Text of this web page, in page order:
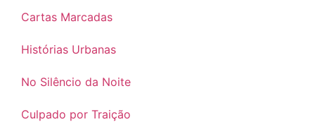
Cartas Marcadas
Histórias Urbanas
No Silêncio da Noite
Culpado por Traição